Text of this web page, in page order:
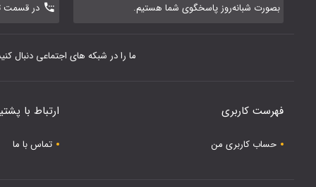
بصورت شبانه‌روز پاسخگوی شما هستیم. در قسمت
ما را در شبکه های اجتماعی دنبال
فهرست کاربری
حساب کاربری من
ارتباط با
تماس با ما